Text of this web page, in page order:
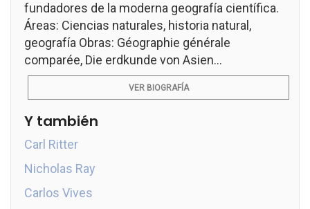
fundadores de la moderna geografía científica.
Áreas: Ciencias naturales, historia natural,
geografía Obras: Géographie générale
comparée, Die erdkunde von Asien...
VER BIOGRAFÍA
Y también
Carl Ritter
Nicholas Ray
Carlos Vives